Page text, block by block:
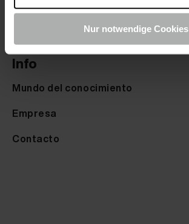
Nur notwendige Cookies
Reclamaciones
Info
Mundo del conocimiento
Empresa
Contacto